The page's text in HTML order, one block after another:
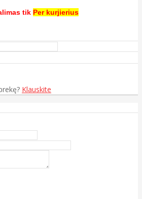
tik Per kurjierius
Klauskite